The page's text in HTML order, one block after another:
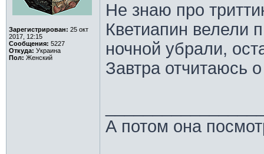
Зарегистрирован: 25 окт
2017, 12:15
Сообщения: 5227
Откуда: Украина
Пол: Женский
Не знаю про
Кветиапин велели
ночной убрали,
Завтра отчитаюсь
А потом она